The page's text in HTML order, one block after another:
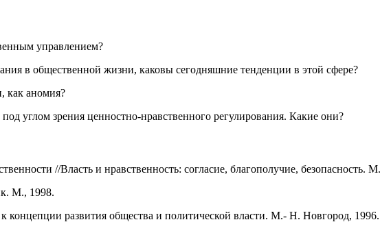
управлением?
в общественной жизни, каковы сегодняшние тенденции в этой сфере?
как аномия?
углом зрения ценностно-нравственного регулирования. Какие они?
//Власть и нравственность: согласие, благополучие, безопасность.
М., 1998.
развития общества и политической власти. М.- Н. Новгород, 1996.